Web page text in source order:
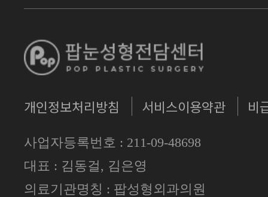
개인정보처리방침 서비스이용약관 비
사업자등록번호 : 211-09-48698
대표 : 김동걸, 김은영
의료기관명칭 : 팝성형외과의원